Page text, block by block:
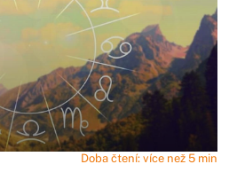
Doba čtení: více než 5 min